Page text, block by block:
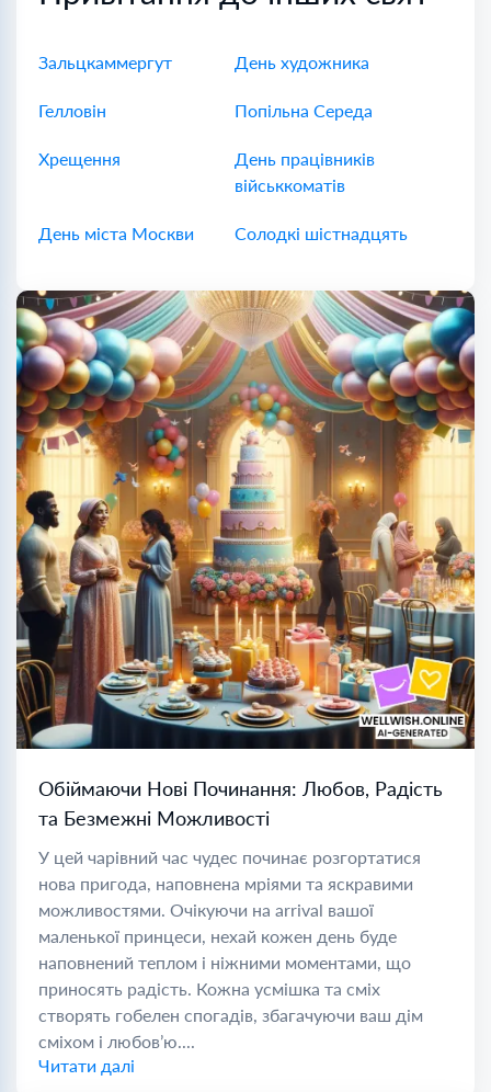
Зальцкаммергут День художника
Гелловін Попільна Середа
Хрещення
День працівників
військкоматів
День міста Москви Солодкі шістнадцять
Обіймаючи Нові Починання: Любов, Радість
та Безмежні Можливості
У цей чарівний час чудес починає розгортатися
нова пригода, наповнена мріями та яскравими
можливостями. Очікуючи на arrival вашої
маленької принцеси, нехай кожен день буде
наповнений теплом і ніжними моментами, що
приносять радість. Кожна усмішка та сміх
створять гобелен спогадів, збагачуючи ваш дім
сміхом і любов’ю....
Читати далі